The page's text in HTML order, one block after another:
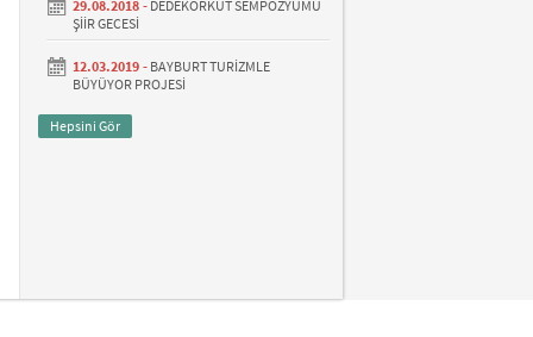
29.08.2018 - DEDEKORKUT SEMPOZYUMU
ŞİİR GECESİ
12.03.2019 - BAYBURT TURİZMLE
BÜYÜYOR PROJESİ
Hepsini Gör